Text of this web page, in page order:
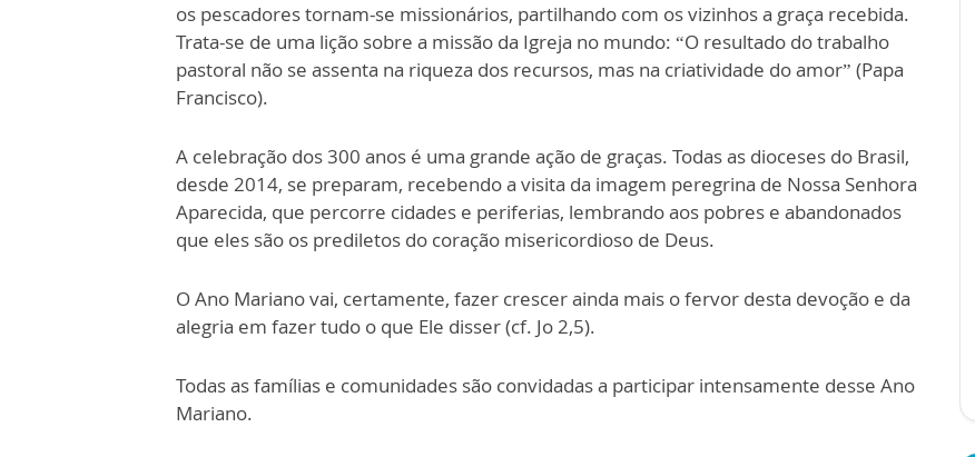
os pescadores tornam-se missionários, partilhando com os vizinhos a graça recebida.
Trata-se de uma lição sobre a missão da Igreja no mundo: “O resultado do trabalho
pastoral não se assenta na riqueza dos recursos, mas na criatividade do amor” (Papa
Francisco).
A celebração dos 300 anos é uma grande ação de graças. Todas as dioceses do Brasil,
desde 2014, se preparam, recebendo a visita da imagem peregrina de Nossa Senhora
Aparecida, que percorre cidades e periferias, lembrando aos pobres e abandonados
que eles são os prediletos do coração misericordioso de Deus.
O Ano Mariano vai, certamente, fazer crescer ainda mais o fervor desta devoção e da
alegria em fazer tudo o que Ele disser (cf. Jo 2,5).
Todas as famílias e comunidades são convidadas a participar intensamente desse Ano
Mariano.